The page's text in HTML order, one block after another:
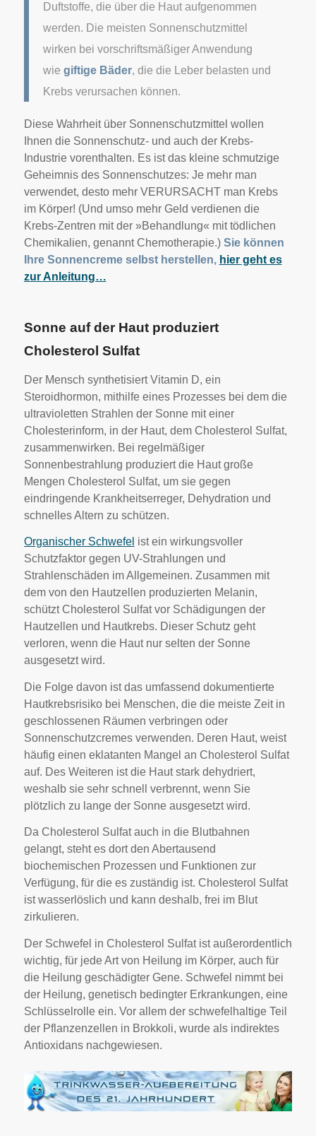
Duftstoffe, die über die Haut aufgenommen
werden. Die meisten Sonnenschutzmittel
wirken bei vorschriftsmäßiger Anwendung
wie giftige Bäder, die die Leber belasten und
Krebs verursachen können.
Diese Wahrheit über Sonnenschutzmittel wollen
Ihnen die Sonnenschutz- und auch der Krebs-
Industrie vorenthalten. Es ist das kleine schmutzige
Geheimnis des Sonnenschutzes: Je mehr man
verwendet, desto mehr VERURSACHT man Krebs
im Körper! (Und umso mehr Geld verdienen die
Krebs-Zentren mit der »Behandlung« mit tödlichen
Chemikalien, genannt Chemotherapie.) Sie können
Ihre Sonnencreme selbst herstellen, hier geht es
zur Anleitung…
Sonne auf der Haut produziert
Cholesterol Sulfat
Der Mensch synthetisiert Vitamin D, ein
Steroidhormon, mithilfe eines Prozesses bei dem die
ultravioletten Strahlen der Sonne mit einer
Cholesterinform, in der Haut, dem Cholesterol Sulfat,
zusammenwirken. Bei regelmäßiger
Sonnenbestrahlung produziert die Haut große
Mengen Cholesterol Sulfat, um sie gegen
eindringende Krankheitserreger, Dehydration und
schnelles Altern zu schützen.
Organischer Schwefel ist ein wirkungsvoller
Schutzfaktor gegen UV-Strahlungen und
Strahlenschäden im Allgemeinen. Zusammen mit
dem von den Hautzellen produzierten Melanin,
schützt Cholesterol Sulfat vor Schädigungen der
Hautzellen und Hautkrebs. Dieser Schutz geht
verloren, wenn die Haut nur selten der Sonne
ausgesetzt wird.
Die Folge davon ist das umfassend dokumentierte
Hautkrebsrisiko bei Menschen, die die meiste Zeit in
geschlossenen Räumen verbringen oder
Sonnenschutzcremes verwenden. Deren Haut, weist
häufig einen eklatanten Mangel an Cholesterol Sulfat
auf. Des Weiteren ist die Haut stark dehydriert,
weshalb sie sehr schnell verbrennt, wenn Sie
plötzlich zu lange der Sonne ausgesetzt wird.
Da Cholesterol Sulfat auch in die Blutbahnen
gelangt, steht es dort den Abertausend
biochemischen Prozessen und Funktionen zur
Verfügung, für die es zuständig ist. Cholesterol Sulfat
ist wasserlöslich und kann deshalb, frei im Blut
zirkulieren.
Der Schwefel in Cholesterol Sulfat ist außerordentlich
wichtig, für jede Art von Heilung im Körper, auch für
die Heilung geschädigter Gene. Schwefel nimmt bei
der Heilung, genetisch bedingter Erkrankungen, eine
Schlüsselrolle ein. Vor allem der schwefelhaltige Teil
der Pflanzenzellen in Brokkoli, wurde als indirektes
Antioxidans nachgewiesen.